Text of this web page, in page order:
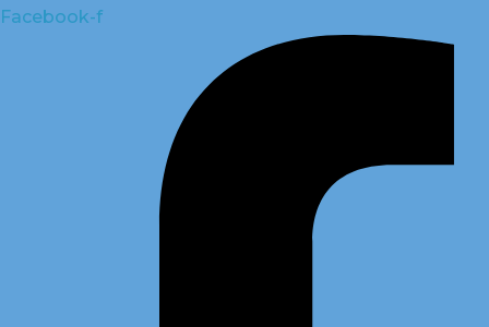
Facebook-f